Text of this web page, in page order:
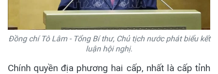
Đồng chí Tô Lâm - Tổng Bí thư, Chủ tịch nước phát biểu kết
luận hội nghị.
Chính quyền địa phương hai cấp, nhất là cấp tỉnh